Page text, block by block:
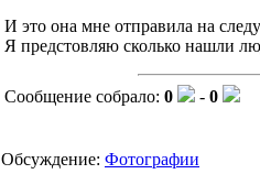
И это она мне отправила на
Я предстовляю сколько нашли
Сообщение собрало: 0 - 0
Обсуждение: Фотографии